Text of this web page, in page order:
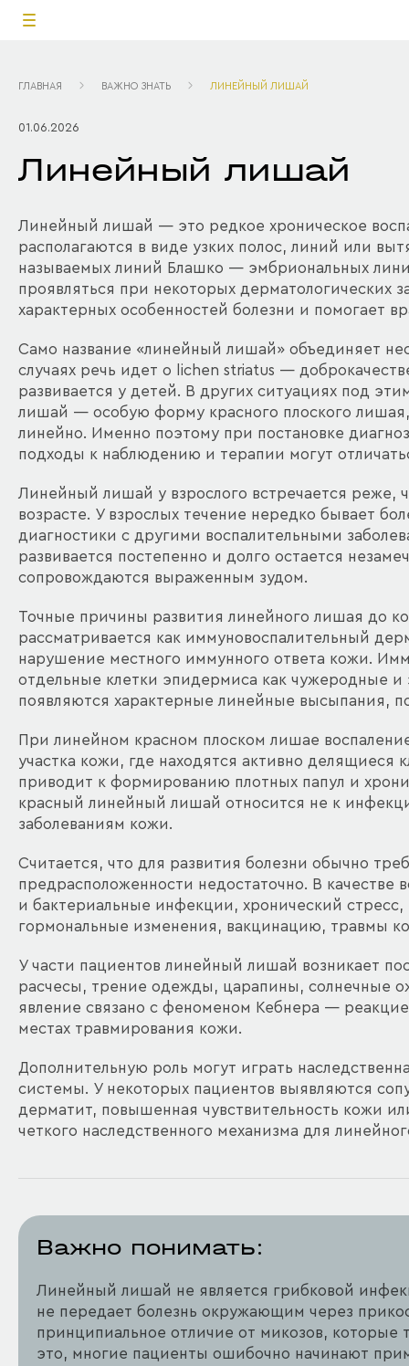
ГЛАВНАЯ ВАЖНО ЗНАТЬ ЛИНЕЙНЫЙ ЛИШАЙ
01.06.2026
Линейный лишай
Линейный лишай — это редкое хроническое
располагаются в виде узких полос, линий или
называемых линий Блашко — эмбриональных
проявляться при некоторых дерматологических
характерных особенностей болезни и помогает
Само название «линейный лишай» объединяет
случаях речь идет о lichen striatus —
развивается у детей. В других ситуациях под
лишай — особую форму красного плоского
линейно. Именно поэтому при постановке
подходы к наблюдению и терапии могут
Линейный лишай у взрослого встречается реже,
возрасте. У взрослых течение нередко бывает
диагностики с другими воспалительными
развивается постепенно и долго остается
сопровождаются выраженным зудом.
Точные причины развития линейного лишая до
рассматривается как иммуновоспалительный
нарушение местного иммунного ответа кожи.
отдельные клетки эпидермиса как чужеродные и
появляются характерные линейные высыпания,
При линейном красном плоском лишае
участка кожи, где находятся активно
приводит к формированию плотных папул и
красный линейный лишай относится не к
заболеваниям кожи.
Считается, что для развития болезни обычно
предрасположенности недостаточно. В
и бактериальные инфекции, хронический
гормональные изменения, вакцинацию, травмы
У части пациентов линейный лишай возникает
расчесы, трение одежды, царапины, солнечные
явление связано с феноменом Кебнера —
местах травмирования кожи.
Дополнительную роль могут играть
системы. У некоторых пациентов выявляются
дерматит, повышенная чувствительность кожи
четкого наследственного механизма для
Важно понимать:
Линейный лишай не является грибковой
не передает болезнь окружающим через
принципиальное отличие от микозов,
это, многие пациенты ошибочно начинают